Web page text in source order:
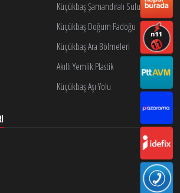
Küçükbaş Şamandıralı Suluk
Küçükbaş Doğum Padoğu
Küçükbaş Ara Bölmeleri
Akıllı Yemlik Plastik
Küçükbaş Aşı Yolu